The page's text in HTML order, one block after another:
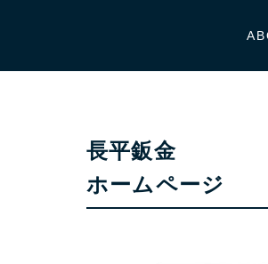
長平鈑金
ホームページ